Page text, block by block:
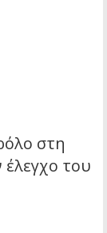
στη
έλεγχο του